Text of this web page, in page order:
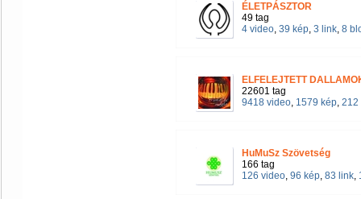
ÉLETPÁSZTOR
49 tag
4 video, 39 kép, 3 link, 8
ELFELEJTETT
22601 tag
9418 video, 1579 kép, 212
HuMuSz Szövetség
166 tag
126 video, 96 kép, 83 link,